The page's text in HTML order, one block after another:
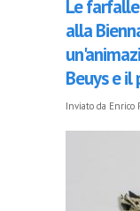
Le
alla
Beuys e
Inviato da Enrico